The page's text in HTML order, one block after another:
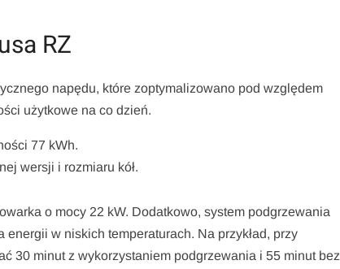
RZ
napędu, które zoptymalizowano pod względem
użytkowe na co dzień.
77 kWh.
wersji i rozmiaru kół.
o mocy 22 kW. Dodatkowo, system podgrzewania
w niskich temperaturach. Na przykład, przy
30 minut z wykorzystaniem podgrzewania i 55 minut bez